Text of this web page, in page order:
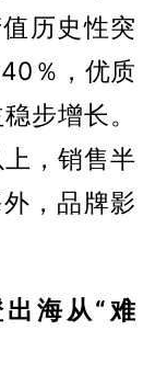
历史性突
％，优质
步增长。
，销售半
，品牌影
海从“难